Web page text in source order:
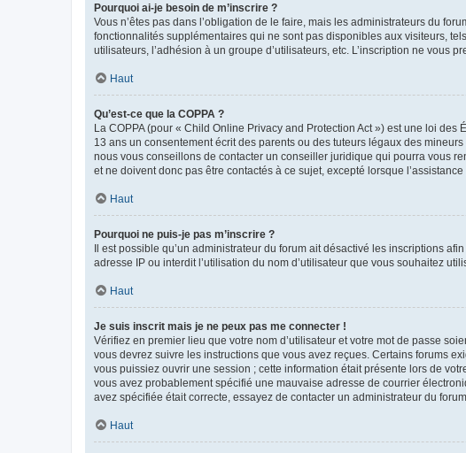
Pourquoi ai-je besoin de m’inscrire ?
Vous n’êtes pas dans l’obligation de le faire, mais les administrateurs du
fonctionnalités supplémentaires qui ne sont pas disponibles aux visiteurs,
utilisateurs, l’adhésion à un groupe d’utilisateurs, etc. L’inscription ne vous
Haut
Qu’est-ce que la COPPA ?
La COPPA (pour « Child Online Privacy and Protection Act ») est une loi
13 ans un consentement écrit des parents ou des tuteurs légaux des
nous vous conseillons de contacter un conseiller juridique qui pourra vous
et ne doivent donc pas être contactés à ce sujet, excepté lorsque
Haut
Pourquoi ne puis-je pas m’inscrire ?
Il est possible qu’un administrateur du forum ait désactivé les inscriptions
adresse IP ou interdit l’utilisation du nom d’utilisateur que vous souhaitez
Haut
Je suis inscrit mais je ne peux pas me connecter !
Vérifiez en premier lieu que votre nom d’utilisateur et votre mot de passe
vous devrez suivre les instructions que vous avez reçues. Certains forums
vous puissiez ouvrir une session ; cette information était présente lors de
vous avez probablement spécifié une mauvaise adresse de courrier
avez spécifiée était correcte, essayez de contacter un administrateur du forum.
Haut